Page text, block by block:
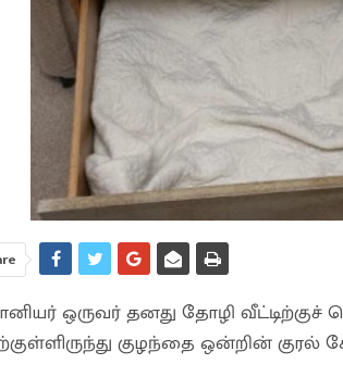
ஒருவர் தனது தோழி
குழந்தை ஒன்றின் குரல்